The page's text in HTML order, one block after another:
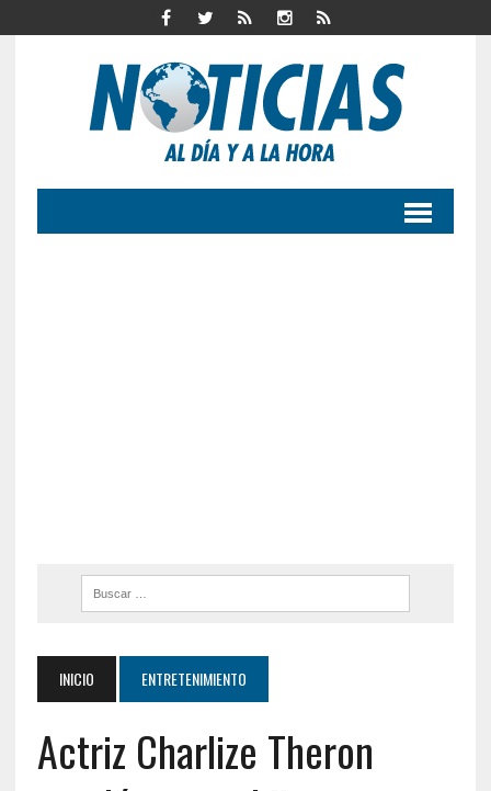
INICIO ENTRETENIMIENTO
Actriz Charlize Theron